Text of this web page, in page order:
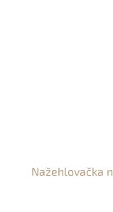
Nažehlovačka